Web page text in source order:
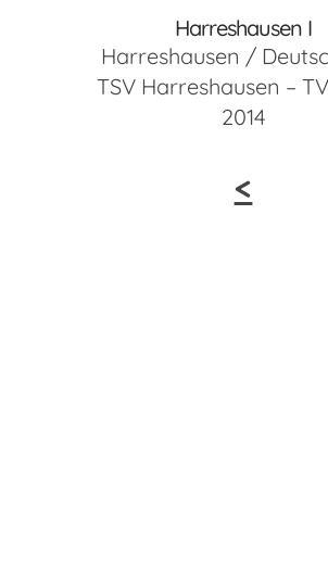
Harreshausen I
Harreshausen /
TSV Harreshausen –
2014
<